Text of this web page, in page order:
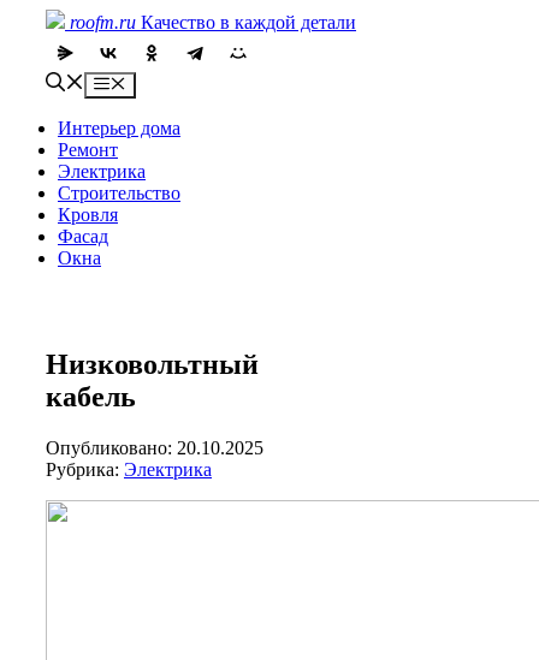
content
roofm.ru Качество в каждой детали
Menu
Интерьер дома
Ремонт
Электрика
Строительство
Кровля
Фасад
Окна
Низковольтный
кабель
Опубликовано: 20.10.2025
Рубрика: Электрика